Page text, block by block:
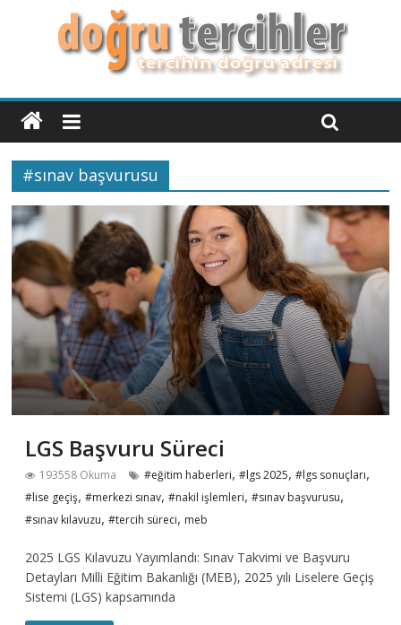
#sınav başvurusu
LGS Başvuru Süreci
193558 Okuma #eğitim haberleri,#lgs 2025,#lgs sonuçları,
#lise geçiş,#merkezi sınav,#nakil işlemleri,#sınav başvurusu,
#sınav kılavuzu,#tercih süreci, meb
2025 LGS Kılavuzu Yayımlandı: Sınav Takvimi ve Başvuru
Detayları Milli Eğitim Bakanlığı (MEB), 2025 yılı Liselere Geçiş
Sistemi (LGS) kapsamında